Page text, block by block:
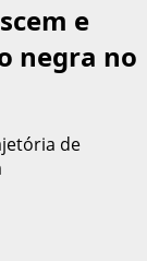
e
negra no
de